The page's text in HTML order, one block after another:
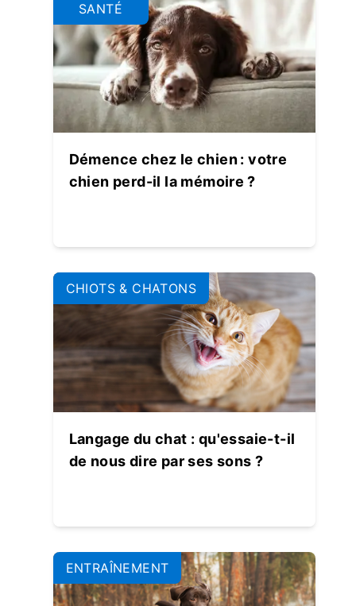
SANTÉ
Démence chez le chien : votre
chien perd-il la mémoire ?
CHIOTS & CHATONS
Langage du chat : qu'essaie-t-il
de nous dire par ses sons ?
ENTRAÎNEMENT